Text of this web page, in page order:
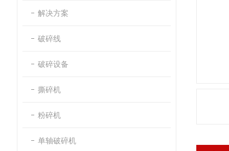
解决方案
破碎线
破碎设备
撕碎机
粉碎机
单轴破碎机